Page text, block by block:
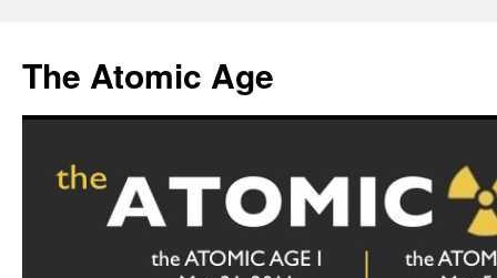
content
The Atomic Age